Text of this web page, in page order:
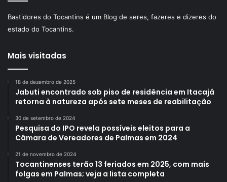
Bastidores do Tocantins é um Blog de seres, fazeres e dizeres do
estado do Tocantins.
Mais visitadas
18 de dezembro de 2025
Jabuti encontrado sob piso de residência em Itacajá
retorna à natureza após sete meses de reabilitação
30 de setembro de 2024
Pesquisa do IPO revela possíveis eleitos para a
Câmara de Vereadores de Palmas em 2024
21 de novembro de 2024
Tocantinenses terão 13 feriados em 2025, com mais
folgas em Palmas; veja a lista completa